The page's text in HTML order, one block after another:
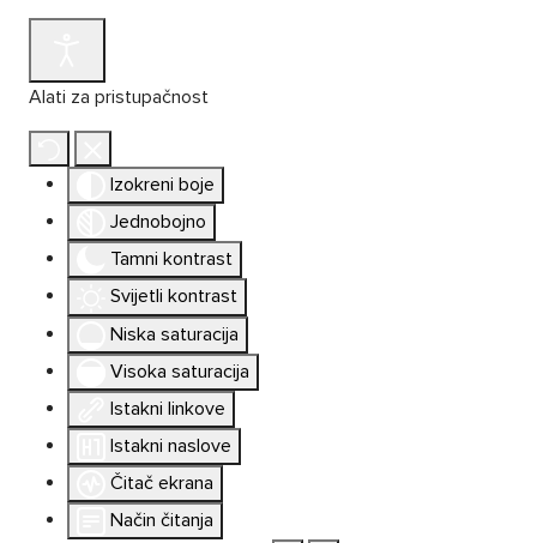
Alati za pristupačnost
Izokreni boje
Jednobojno
Tamni kontrast
Svijetli kontrast
Niska saturacija
Visoka saturacija
Istakni linkove
Istakni naslove
Čitač ekrana
Način čitanja